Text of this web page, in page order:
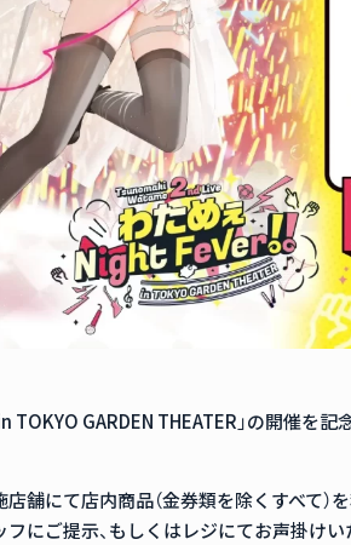
TOKYO GARDEN THEATER」の開催を
店舗にて店内商品（金券類を除くすべて
フにご提示、もしくはレジにてお声掛け